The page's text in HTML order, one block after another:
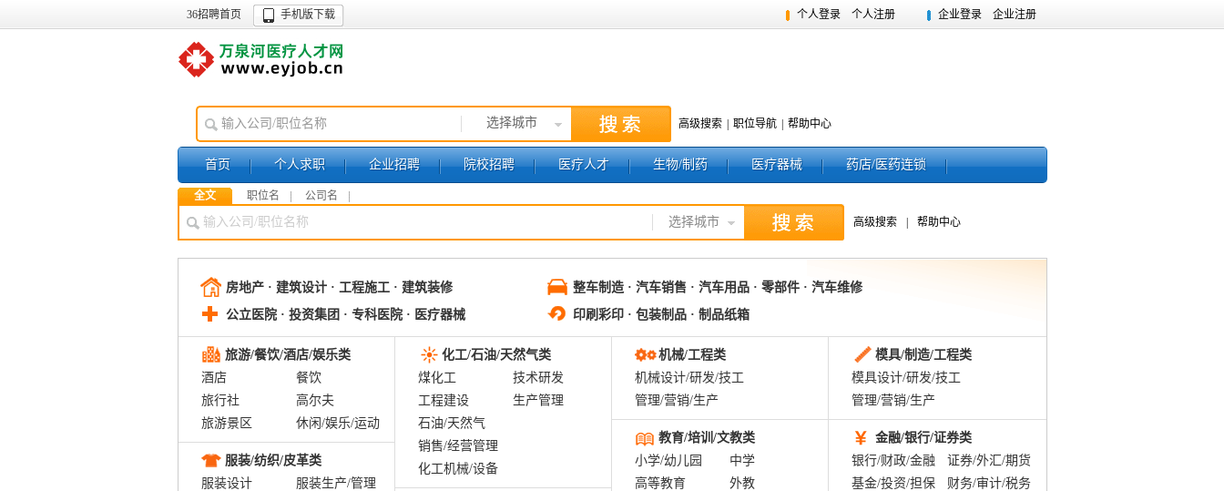
36招聘首页 手机版下载 个人登录 个人注册 企业登录 企业注册
选择城市 高级搜索 职位导航 帮助中心
首页 个人求职 企业招聘 院校招聘 医疗人才 生物/制药 医疗器械 药店/医药连锁
销售/市场营销
全文 职位名 公司名
选择城市 高级搜索 帮助中心
房地产 · 建筑设计 · 工程施工 · 建筑装修
整车制造 · 汽车销售 · 汽车用品 · 零部件 · 汽车维修
公立医院 · 投资集团 · 专科医院 · 医疗器械
印刷彩印 · 包装制品 · 制品纸箱
旅游/餐饮/酒店/娱乐类
酒店
餐饮
旅行社
高尔夫
旅游景区
休闲/娱乐/运动
服装/纺织/皮革类
服装设计
服装生产/管理
化工/石油/天然气类
煤化工
技术研发
工程建设
生产管理
石油/天然气
销售/经营管理
化工机械/设备
机械/工程类
机械设计/研发/技工
管理/营销/生产
教育/培训/文教类
小学/幼儿园
中学
高等教育
外教
模具/制造/工程类
模具设计/研发/技工
管理/营销/生产
金融/银行/证券类
银行/财政/金融
证券/外汇/期货
基金/投资/担保
财务/审计/税务